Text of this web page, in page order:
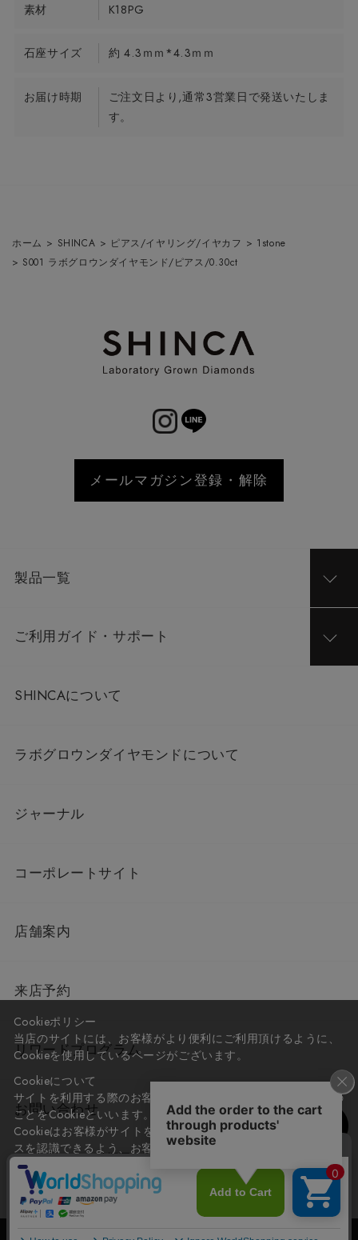
素材 K18PG
石座サイズ 約 4.3ｍｍ*4.3ｍｍ
お届け時期
ご注文日より,通常3営業日で発送いたしま
す。
ホーム > SHINCA > ピアス/イヤリング/イヤカフ > 1stone
> S001 ラボグロウンダイヤモンド/ピアス/0.30ct
メールマガジン登録・解除
製品一覧
ご利用ガイド・サポート
SHINCAについて
ラボグロウンダイヤモンドについて
ジャーナル
コーポレートサイト
店舗案内
来店予約
リワードプログラム
お問い合わせ
会社概要
利用規約
特定商取引法に基づく表記
Cookieポリシー
当店のサイトには、お客様がより便利にご利用頂けるように、
Cookieを使用しているページがございます。
Cookieについて
サイトを利用する際のお客様情報をPC上で記録管理する技術の
ことをCookieといいます。
Cookieはお客様がサイトを再訪問された際に、お客様のデバイ
スを認識できるよう、お客様のデバイス間からサーバーへ送り
返されます。
なお、Cookieに保存されている情報のみで、お客様個人を特定
することはできません。